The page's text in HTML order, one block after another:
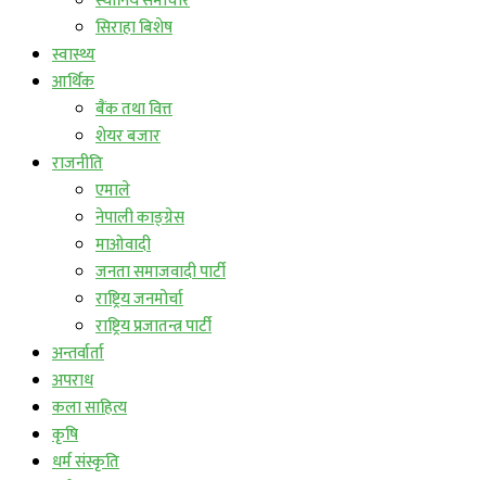
सिराहा बिशेष
स्वास्थ्य
आर्थिक
बैंक तथा वित्त
शेयर बजार
राजनीति
एमाले
नेपाली काङ्ग्रेस
माओवादी
जनता समाजवादी पार्टी
राष्ट्रिय जनमोर्चा
राष्ट्रिय प्रजातन्त्र पार्टी
अन्तर्वार्ता
अपराध
कला साहित्य
कृषि
धर्म संस्कृति